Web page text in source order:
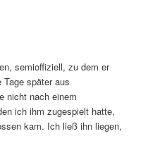
semioffiziell, zu dem er
später aus
nicht nach einem
ich ihm zugespielt hatte,
kam. Ich ließ ihn liegen,